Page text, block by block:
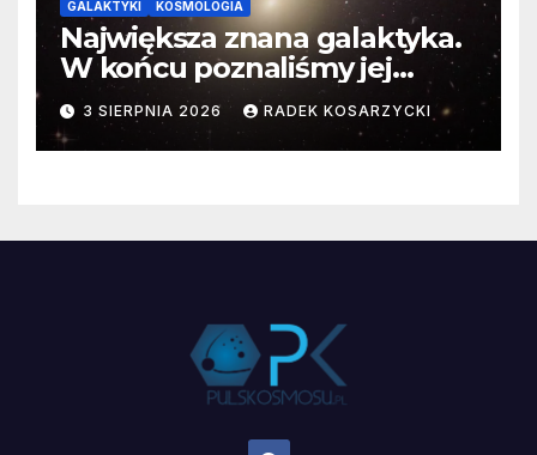
GALAKTYKI KOSMOLOGIA
Największa znana galaktyka.
W końcu poznaliśmy jej
faktyczne wymiary
3 SIERPNIA 2026 RADEK KOSARZYCKI